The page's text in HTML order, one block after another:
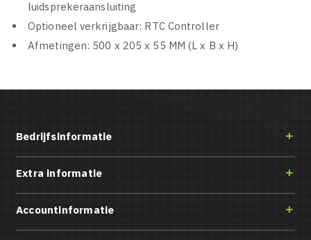
luidsprekeraansluiting
Optioneel verkrijgbaar: RTC Controller
Afmetingen: 500 x 205 x 55 MM (L x B x H)
Bedrijfsinformatie 
Extra informatie 
Accountinformatie 